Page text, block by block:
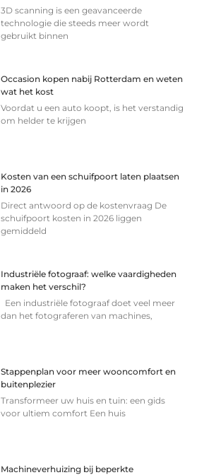
3D scanning is een geavanceerde
technologie die steeds meer wordt
gebruikt binnen
Occasion kopen nabij Rotterdam en weten
wat het kost
Voordat u een auto koopt, is het verstandig
om helder te krijgen
Kosten van een schuifpoort laten plaatsen
in 2026
Direct antwoord op de kostenvraag De
schuifpoort kosten in 2026 liggen
gemiddeld
Industriële fotograaf: welke vaardigheden
maken het verschil?
Een industriële fotograaf doet veel meer
dan het fotograferen van machines,
Stappenplan voor meer wooncomfort en
buitenplezier
Transformeer uw huis en tuin: een gids
voor ultiem comfort Een huis
Machineverhuizing bij beperkte